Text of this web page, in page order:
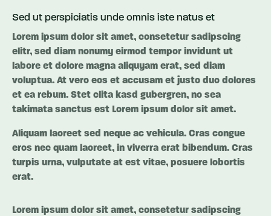
Sed ut perspiciatis unde omnis iste natus et
Lorem ipsum dolor sit amet, consetetur sadipscing
elitr, sed diam nonumy eirmod tempor invidunt ut
labore et dolore magna aliquyam erat, sed diam
voluptua. At vero eos et accusam et justo duo dolores
et ea rebum. Stet clita kasd gubergren, no sea
takimata sanctus est Lorem ipsum dolor sit amet.
Aliquam laoreet sed neque ac vehicula. Cras congue
eros nec quam laoreet, in viverra erat bibendum. Cras
turpis urna, vulputate at est vitae, posuere lobortis
erat.
Lorem ipsum dolor sit amet, consetetur sadipscing